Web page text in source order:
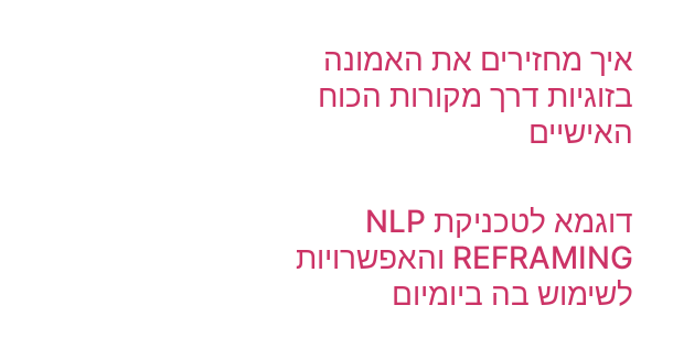
איך מחזירים את האמונה
בזוגיות דרך מקורות הכוח
האישיים
דוגמא לטכניקת NLP
REFRAMING והאפשרויות
לשימוש בה ביומיום